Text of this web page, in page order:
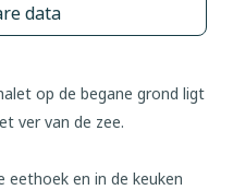
data
op de begane grond ligt
ver van de zee.
en in de keuken